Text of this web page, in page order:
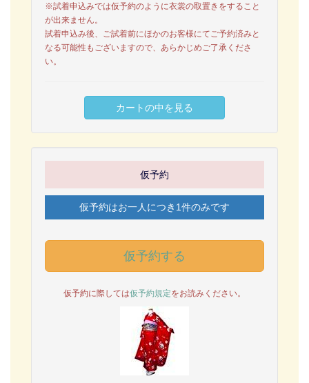
※試着申込みでは仮予約のように衣裳の取置きをすること
が出来ません。
試着申込み後、ご試着前にほかのお客様にてご予約済みと
なる可能性もございますので、あらかじめご了承くださ
い。
仮予約
仮予約はお一人につき1件のみです
仮予約する
仮予約に際しては仮予約規定をお読みください。